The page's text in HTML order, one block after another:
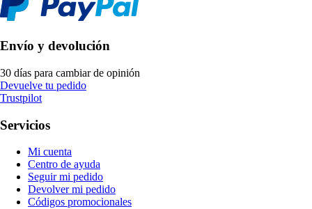
Envío y devolución
30 días para cambiar de opinión
Devuelve tu pedido
Trustpilot
Servicios
Mi cuenta
Centro de ayuda
Seguir mi pedido
Devolver mi pedido
Códigos promocionales